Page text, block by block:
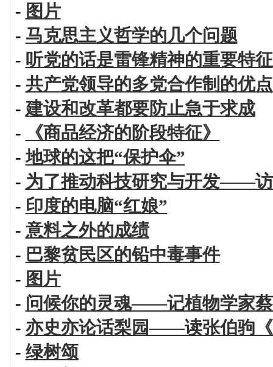
- 图片
- 马克思主义哲学的几个问题
- 听党的话是雷锋精神的重要特征
- 共产党领导的多党合作制的优点
- 建设和改革都要防止急于求成
-
《商品经济的阶段特征》
-地球的这把“保护伞”
- 为了推动科技研究与开发——
- 印度的电脑“红娘”
- 意料之外的成绩
- 巴黎贫民区的铅中毒事件
- 图片
- 问候你的灵魂——记植物学家
- 亦史亦论话梨园——读张伯驹
- 绿树颂